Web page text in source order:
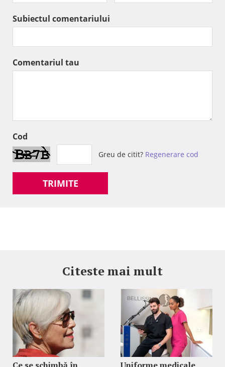
Subiectul comentariului
Comentariul tau
Cod
Greu de citit? Regenerare cod
TRIMITE
Citeste mai mult